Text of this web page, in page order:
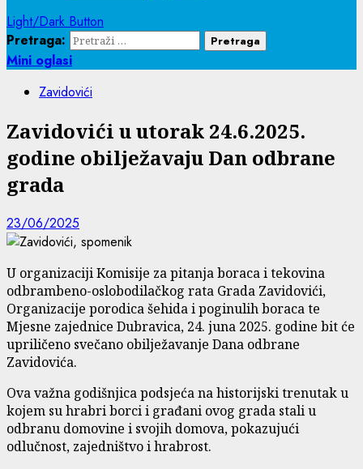
Light/Dark Button
Pretraga:
Mini oglasi
Zavidovići
Zavidovići u utorak 24.6.2025.
godine obilježavaju Dan odbrane
grada
23/06/2025
U organizaciji Komisije za pitanja boraca i tekovina
odbrambeno-oslobodilačkog rata Grada Zavidovići,
Organizacije porodica šehida i poginulih boraca te
Mjesne zajednice Dubravica, 24. juna 2025. godine bit će
upriličeno svečano obilježavanje Dana odbrane
Zavidovića.
Ova važna godišnjica podsjeća na historijski trenutak u
kojem su hrabri borci i građani ovog grada stali u
odbranu domovine i svojih domova, pokazujući
odlučnost, zajedništvo i hrabrost.